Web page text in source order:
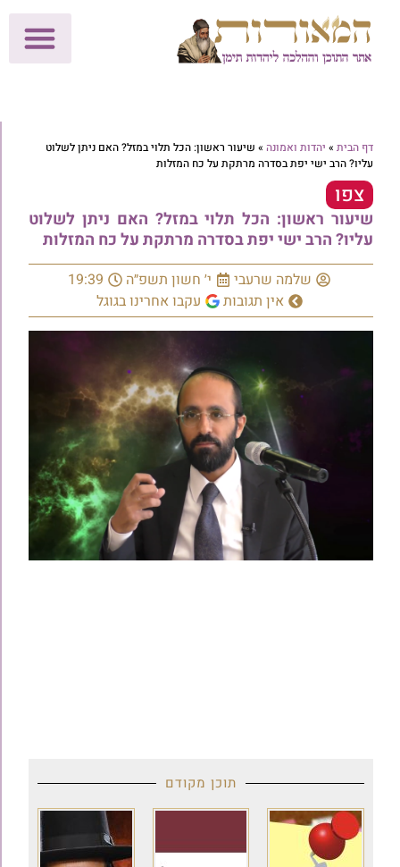
דף הבית » יהדות ואמונה » שיעור ראשון: הכל תלוי במזל? האם ניתן לשלוט
עליו? הרב ישי יפת בסדרה מרתקת על כח המזלות
צפו
שיעור ראשון: הכל תלוי במזל? האם ניתן לשלוט
עליו? הרב ישי יפת בסדרה מרתקת על כח המזלות
שלמה שרעבי י׳ חשון תשפ״ה
19:39
אין תגובות
עקבו אחרינו בגוגל
תוכן מקודם